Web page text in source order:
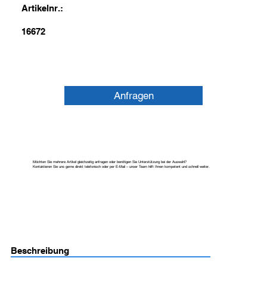
Artikelnr.:
16672
Anfragen
Möchten Sie mehrere Artikel gleichzeitig anfragen oder benötigen Sie Unterstützung bei der Auswahl?
Kontaktieren Sie uns gerne direkt telefonisch oder per E-Mail – unser Team hilft Ihnen kompetent und schnell weiter.
Beschreibung